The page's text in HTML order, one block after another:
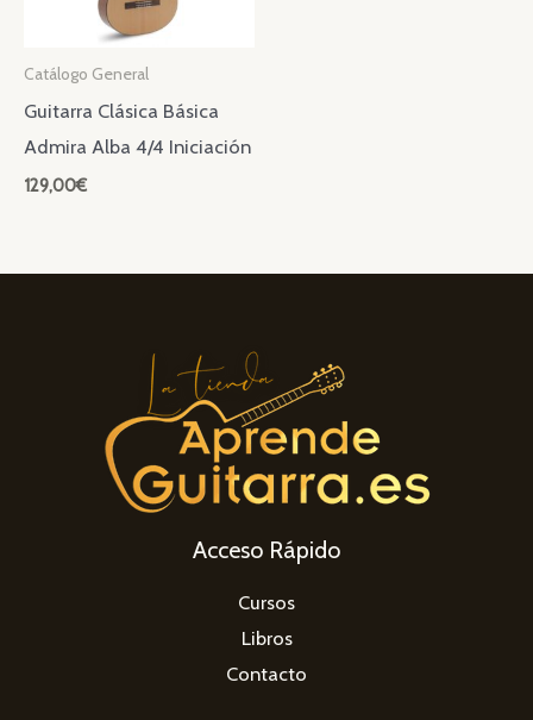
Catálogo General
Guitarra Clásica Básica
Admira Alba 4/4 Iniciación
129,00€
Acceso Rápido
Cursos
Libros
Contacto